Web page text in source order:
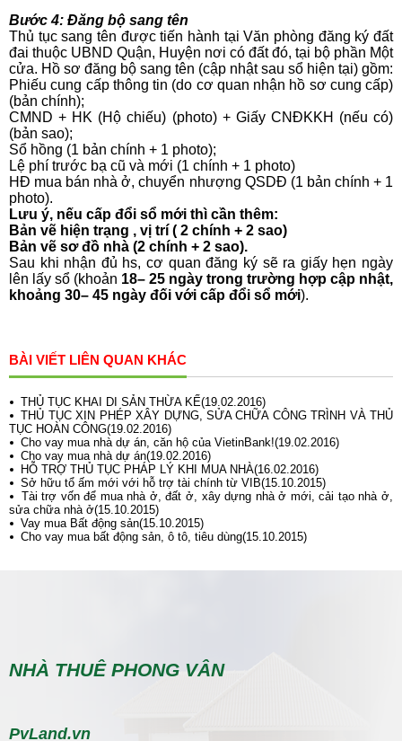
Bước 4: Đăng bộ sang tên
Thủ tụcsang tên được tiến hành tại Văn phòng đăng ký đất
đai thuộc UBND Quận, Huyện nơi có đất đó, tại bộ phần Một
cửa. Hồ sơ đăng bộ sang tên (cập nhật sau sổ hiện tại) gồm:
Phiếu cung cấp thông tin (do cơ quan nhận hồ sơ cung cấp)
(bản chính);
CMND + HK (Hộ chiếu) (photo) + Giấy CNĐKKH (nếu có)
(bản sao);
Sổ hồng (1 bản chính + 1 photo);
Lệ phí trước bạ cũ và mới (1 chính + 1 photo)
HĐ mua bán nhà ở, chuyển nhượng QSDĐ (1 bản chính + 1
photo).
Lưu ý, nếu cấp đổi sổ mới thì cần thêm:
Bản vẽ hiện trạng , vị trí ( 2 chính + 2 sao)
Bản vẽ sơ đồ nhà (2 chính + 2 sao).
Sau khi nhận đủ hs, cơ quan đăng ký sẽ ra giấy hẹn ngày
lên lấy sổ (khoản 18– 25 ngày trong trường hợp cập nhật,
khoảng 30– 45 ngày đối với cấp đổi sổ mới).
BÀI VIẾT LIÊN QUAN KHÁC
THỦ TỤC KHAI DI SẢN THỪA KẾ(19.02.2016)
THỦ TỤC XIN PHÉP XÂY DỰNG, SỬA CHỮA CÔNG TRÌNH VÀ THỦ
TỤC HOÀN CÔNG(19.02.2016)
Cho vay mua nhà dự án, căn hộ của VietinBank!(19.02.2016)
Cho vay mua nhà dự án(19.02.2016)
HỖ TRỢ THỦ TỤC PHÁP LÝ KHI MUA NHÀ(16.02.2016)
Sở hữu tổ ấm mới với hỗ trợ tài chính từ VIB(15.10.2015)
Tài trợ vốn để mua nhà ở, đất ở, xây dựng nhà ở mới, cải tạo nhà ở,
sửa chữa nhà ở(15.10.2015)
Vay mua Bất động sản(15.10.2015)
Cho vay mua bất động sản, ô tô, tiêu dùng(15.10.2015)
NHÀ THUÊ PHONG VÂN
PvLand.vn